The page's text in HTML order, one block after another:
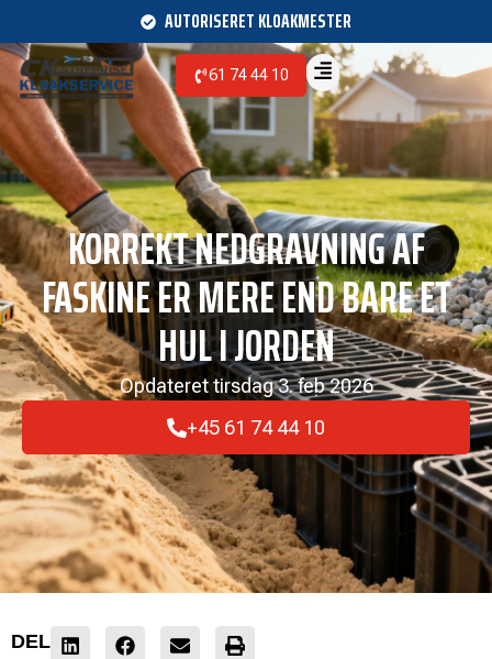
AUTORISERET KLOAKMESTER
61 74 44 10
KORREKT NEDGRAVNING AF
FASKINE ER MERE END BARE ET
HUL I JORDEN
Opdateret tirsdag 3. feb 2026
+45 61 74 44 10
DEL